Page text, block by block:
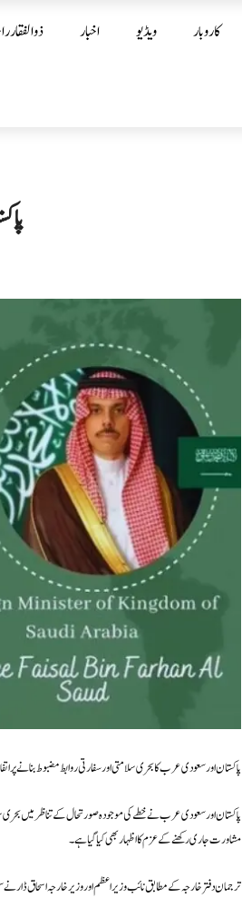
ذوالفقار اخبار ویڈیو کاروبار
پاکستان اور سعودی عرب کا بحری سلامتی اور سفارتی روابط مضبوط بنانے پر
پاکستان اور سعودی عرب نے خطے کی موجودہ صورتحال کے تناظر میں بحری
مشاورت جاری رکھنے کے عزم کا اظہار بھی کیا گیا ہے۔
ترجمان دفتر خارجہ کے مطابق نائب وزیراعظم اور وزیر خارجہ اسحاق ڈار نے